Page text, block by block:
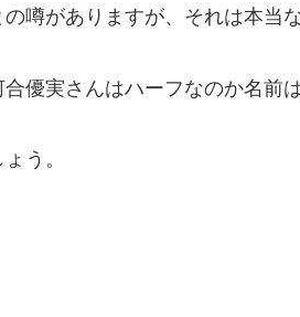
噂がありますが、それは本当
優実さんはハーフなのか名前
う。